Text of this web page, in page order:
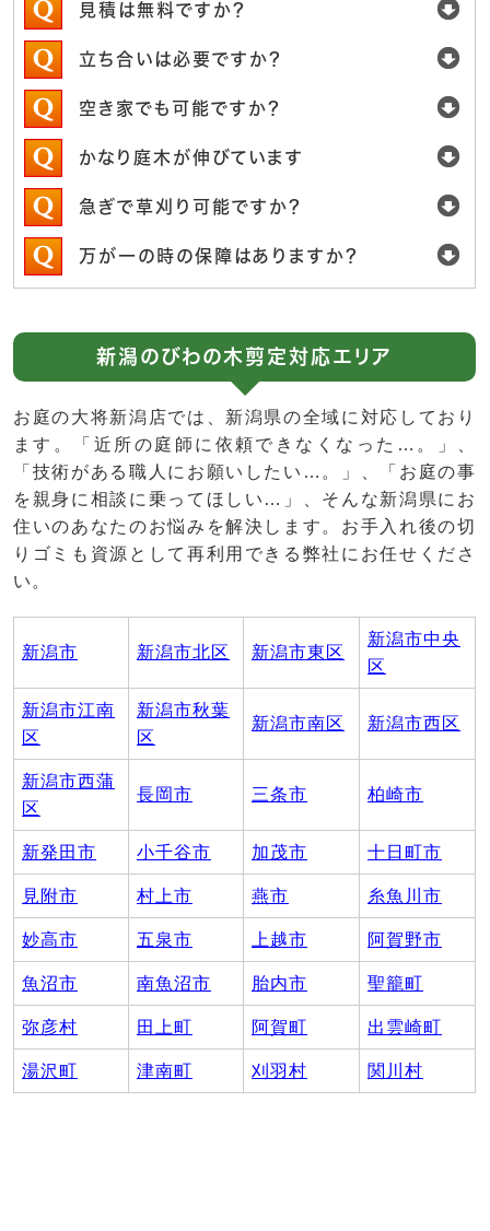
見積は無料ですか？
立ち合いは必要ですか？
空き家でも可能ですか？
かなり庭木が伸びています
急ぎで草刈り可能ですか？
万が一の時の保障はありますか？
新潟のびわの木剪定対応エリア
お庭の大将新潟店では、新潟県の全域に対応しており
ます。「近所の庭師に依頼できなくなった…。」、
「技術がある職人にお願いしたい…。」、「お庭の事
を親身に相談に乗ってほしい…」、そんな新潟県にお
住いのあなたのお悩みを解決します。お手入れ後の切
りゴミも資源として再利用できる弊社にお任せくださ
い。
新潟市 新潟市北区 新潟市東区
新潟市中央
区
新潟市江南
区
新潟市秋葉
区
新潟市南区 新潟市西区
新潟市西蒲
区
長岡市 三条市 柏崎市
新発田市 小千谷市 加茂市 十日町市
見附市 村上市 燕市 糸魚川市
妙高市 五泉市 上越市 阿賀野市
魚沼市 南魚沼市 胎内市 聖籠町
弥彦村 田上町 阿賀町 出雲崎町
湯沢町 津南町 刈羽村 関川村